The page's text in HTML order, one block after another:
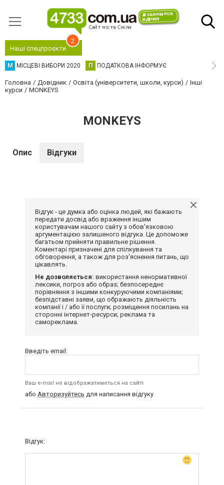
Наші спецпроєкти
2
М МІСЦЕВІ ВИБОРИ 2020 П ПОДАТКОВА ІНФОРМУЄ
Головна Довідник Освіта (університети, школи, курси)
Інші
курси
MONKEYS
MONKEYS
Опис Відгуки
Відгук - це думка або оцінка людей, які бажають
передати досвід або враження іншим
користувачам нашого сайту з обов'язковою
аргументацією залишеного відгука. Це допоможе
багатьом прийняти правильне рішення.
Коментарі призначені для спілкування та
обговорення, а також для роз'яснення питань, що
цікавлять.
Не дозволяється: використання ненормативної
лексики, погроз або образ; безпосереднє
порівняння з іншими конкуруючими компаніями;
безпідставні заяви, що ображають діяльність
компанії і / або її послуги; розміщення посилань на
сторонні інтернет-ресурси; реклама та
самореклама.
Введіть email:
Ваш e-mail не відображатиметься на сайті
або Авторизуйтесь для написання відгуку
Відгук: